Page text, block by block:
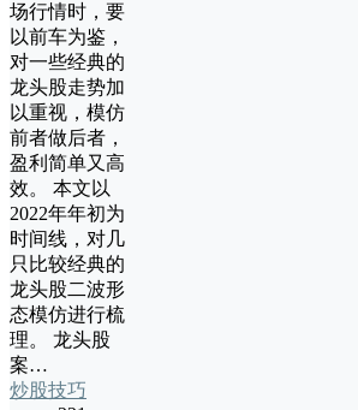
场行情时，要
以前车为鉴，
对一些经典的
龙头股走势加
以重视，模仿
前者做后者，
盈利简单又高
效。 本文以
2022年年初为
时间线，对几
只比较经典的
龙头股二波形
态模仿进行梳
理。 龙头股
案…
炒股技巧